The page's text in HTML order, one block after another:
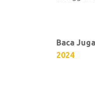
Baca
2024